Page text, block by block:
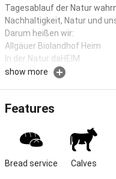
Tagesablauf der Natur
Nachhaltigkeit, Natur und
Darum heißen wir:
Allgäuer Biolandhof Heim
In der Natur daHEIM
Allgäuer Biolandhof Heim
Griaß eich auf dem Allgäuer
Urlaub auf einem aktiven Bio
mit der Natur genießen. Die
Nebenhauses 30 m vom
Schlafzimmer bis Sauna im
Griaß eich auf dem Allgäuer
show more
Features
Bread service Calves